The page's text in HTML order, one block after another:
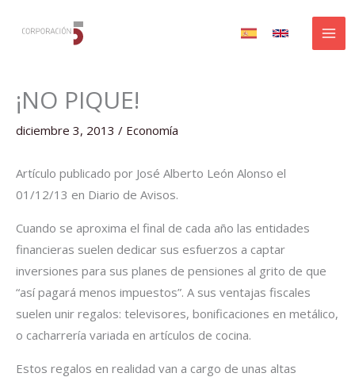
¡NO PIQUE!
diciembre 3, 2013 / Economía
Artículo publicado por José Alberto León Alonso el
01/12/13 en Diario de Avisos.
Cuando se aproxima el final de cada año las entidades
financieras suelen dedicar sus esfuerzos a captar
inversiones para sus planes de pensiones al grito de que
“así pagará menos impuestos”. A sus ventajas fiscales
suelen unir regalos: televisores, bonificaciones en metálico,
o cacharrería variada en artículos de cocina.
Estos regalos en realidad van a cargo de unas altas